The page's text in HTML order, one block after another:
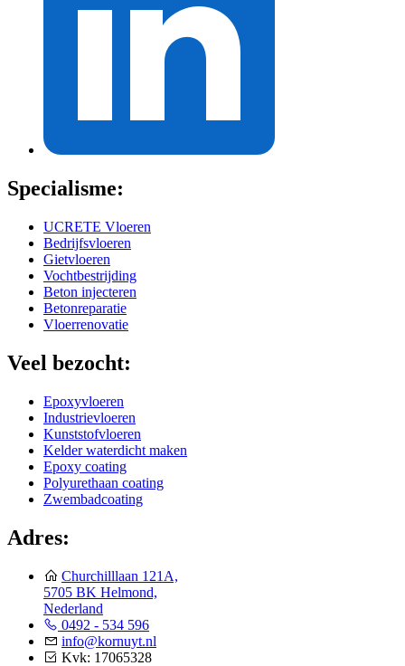
Specialisme:
UCRETE Vloeren
Bedrijfsvloeren
Gietvloeren
Vochtbestrijding
Beton injecteren
Betonreparatie
Vloerrenovatie
Veel bezocht:
Epoxyvloeren
Industrievloeren
Kunststofvloeren
Kelder waterdicht maken
Epoxy coating
Polyurethaan coating
Zwembadcoating
Adres:
Churchilllaan 121A,
5705 BK Helmond,
Nederland
0492 - 534 596
info@kornuyt.nl
Kvk: 17065328